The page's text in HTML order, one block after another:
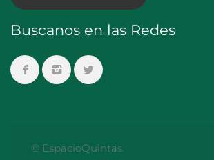
Buscanos en las Redes
© EspacioQuintas.